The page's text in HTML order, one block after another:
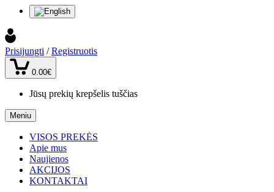
Prisijungti / Registruotis
0.00€
Jūsų prekių krepšelis tuščias
Meniu
VISOS PREKĖS
Apie mus
Naujienos
AKCIJOS
KONTAKTAI